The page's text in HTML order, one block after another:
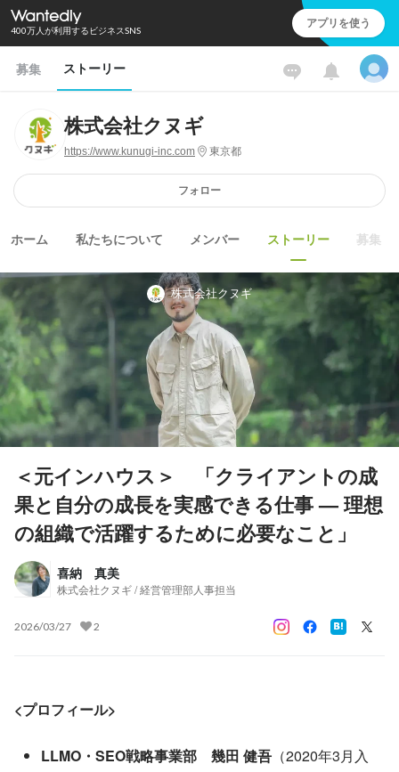
400万人が利用するビジネスSNS アプリを使う
募集 ストーリー
株式会社クヌギ
https://www.kunugi-inc.com 東京都
フォロー
ホーム 私たちについて メンバー ストーリー 募集
株式会社クヌギ
＜元インハウス＞ 「クライアントの成
果と自分の成長を実感できる仕事 — 理想
の組織で活躍するために必要なこと」
喜納 真美
株式会社クヌギ / 経営管理部人事担当
2026/03/27 2
<プロフィール>
LLMO・SEO戦略事業部　幾田 健吾 （2020年3月入